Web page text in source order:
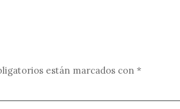
están marcados con *